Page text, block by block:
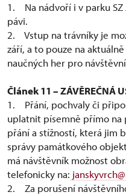
1. Na nádvoří i v parku SZ
pávi.
2. Vstup na trávníky je
září, a to pouze na
naučných her pro
Článek 11 – ZÁVĚREČNÁ
1. Přání, pochvaly či
uplatnit písemně přímo
přání a stížností, která jim
správy památkového
má návštěvník možnost
telefonicky na:
2. Za porušení